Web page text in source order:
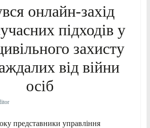
онлайн-захід
підходів у
захисту
від війни
осіб
представники управління